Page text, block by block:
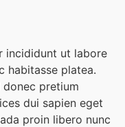
incididunt ut labore
habitasse platea.
donec pretium
dui sapien eget
proin libero nunc